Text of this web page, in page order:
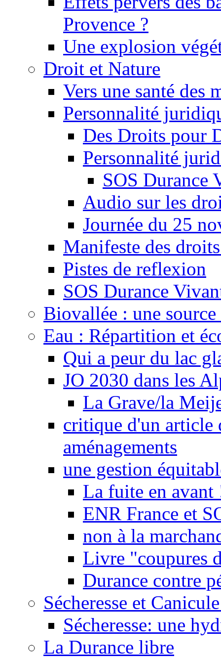
Provence ?
Une explosion
Droit et Nature
Vers une santé des
Personnalité
Des Droits pour
Personnalité
SOS Durance
Audio sur les
Journée du 25
Manifeste des
Pistes de reflexion
SOS Durance
Biovallée : une
Eau : Répartition et
Qui a peur du lac
JO 2030 dans les
La Grave/la
critique d'un article
aménagements
une gestion
La fuite en avant
ENR France et
non à la
Livre "coupures
Durance contre
Sécheresse et
Sécheresse: une
La Durance libre